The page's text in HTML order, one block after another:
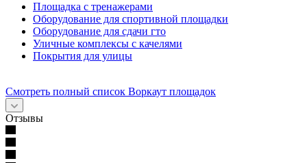
Площадка с тренажерами
Оборудование для спортивной площадки
Оборудование для сдачи гто
Уличные комплексы с качелями
Покрытия для улицы
Смотреть полный список Воркаут площадок
Отзывы